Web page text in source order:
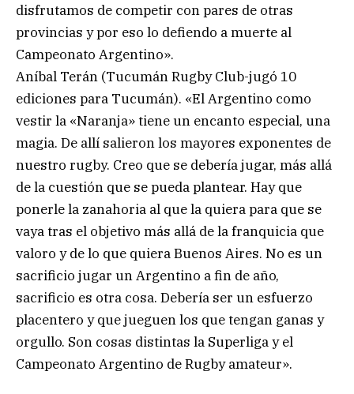
disfrutamos de competir con pares de otras
provincias y por eso lo defiendo a muerte al
Campeonato Argentino».
Aníbal Terán (Tucumán Rugby Club-jugó 10
ediciones para Tucumán). «El Argentino como
vestir la «Naranja» tiene un encanto especial, una
magia. De allí salieron los mayores exponentes de
nuestro rugby. Creo que se debería jugar, más allá
de la cuestión que se pueda plantear. Hay que
ponerle la zanahoria al que la quiera para que se
vaya tras el objetivo más allá de la franquicia que
valoro y de lo que quiera Buenos Aires. No es un
sacrificio jugar un Argentino a fin de año,
sacrificio es otra cosa. Debería ser un esfuerzo
placentero y que jueguen los que tengan ganas y
orgullo. Son cosas distintas la Superliga y el
Campeonato Argentino de Rugby amateur».